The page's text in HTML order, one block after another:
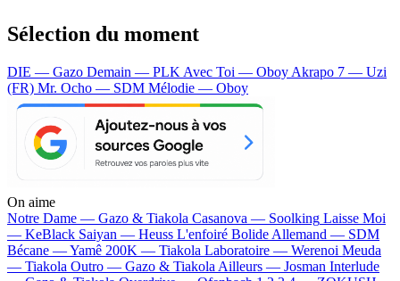
Sélection du moment
DIE — Gazo Demain — PLK Avec Toi — Oboy Akrapo 7 — Uzi
(FR) Mr. Ocho — SDM Mélodie — Oboy
On aime
Notre Dame — Gazo & Tiakola Casanova — Soolking Laisse Moi
— KeBlack Saiyan — Heuss L'enfoiré Bolide Allemand — SDM
Bécane —Yamê 200K — Tiakola Laboratoire — Werenoi Meuda
— Tiakola Outro — Gazo & Tiakola Ailleurs — Josman Interlude